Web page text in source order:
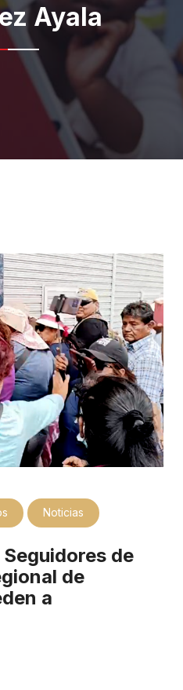
Ayala
Noticias
de
de
a